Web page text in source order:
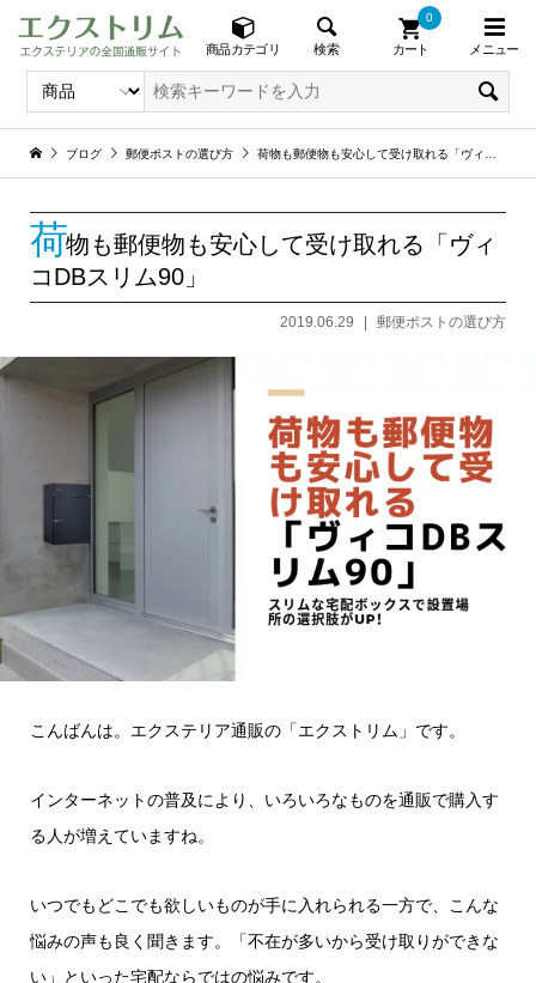
商品カテゴリ 検索 カート
0
メニュー
ブログ 郵便ポストの選び方 荷物も郵便物も安心して受け取れる「ヴィコDBスリム90」
荷物も郵便物も安心して受け取れる「ヴィ
コDBスリム90」
2019.06.29 郵便ポストの選び方
こんばんは。エクステリア通販の「エクストリム」です。
インターネットの普及により、いろいろなものを通販で購入す
る人が増えていますね。
いつでもどこでも欲しいものが手に入れられる一方で、こんな
悩みの声も良く聞きます。「不在が多いから受け取りができな
い」といった宅配ならではの悩みです。